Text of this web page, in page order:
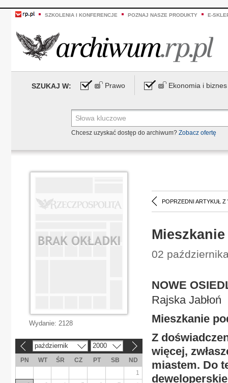
SZKOLENIA I KONFERENCJE POZNAJ NASZE PRODUKTY E-
SZUKAJ W: Prawo Ekonomia i biznes
Chcesz uzyskać dostęp do archiwum? Zobacz ofertę
POPRZEDNI ARTYKUŁ Z
02
NOWE
Rajska Jabłoń
Mieszkanie
Z
więcej,
miastem. Do
Wydanie: 2128
październik 2000
PN WT ŚR CZ PT SB
ND
1